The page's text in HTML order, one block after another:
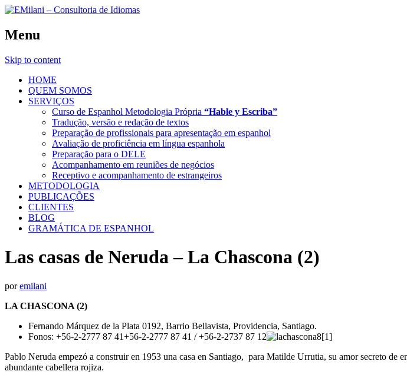
Menu
Skip to content
HOME
QUEM SOMOS
SERVIÇOS
Curso de Espanhol Metodologia Própria “Hable y Escriba”
Tradução, versão e redação de textos
Preparação de profissionais para apresentação em espanhol
Avaliação de proficiência em língua espanhola
Preparação para o DELE
Acompanhamento em reuniões de negócios
Receptivo e acompanhamento de estrangeiros
METODOLOGIA
PUBLICAÇÕES
CLIENTES
BLOG
GRAMÁTICA DE ESPANHOL
Las casas de Neruda – La Chascona (2)
poremilani
LA CHASCONA (2)
Fernando Márquez de la Plata 0192, Barrio Bellavista, Providencia, Santiago.
Fonos: +56-2-2777 87 41+56-2-2777 87 41 /+56-2-2737 87 12
Pablo Neruda empezó a construir en 1953 una casa en Santiago, para Matilde Urrutia, su amor secreto de
abundante cabellera rojiza.